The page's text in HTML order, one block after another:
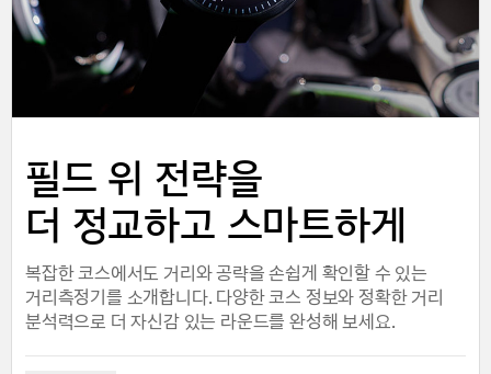
필드 위 전략을
더 정교하고 스마트하게
복잡한 코스에서도 거리와 공략을 손쉽게 확인할 수 있는
거리측정기를 소개합니다. 다양한 코스 정보와 정확한 거리
분석력으로 더 자신감 있는 라운드를 완성해 보세요.